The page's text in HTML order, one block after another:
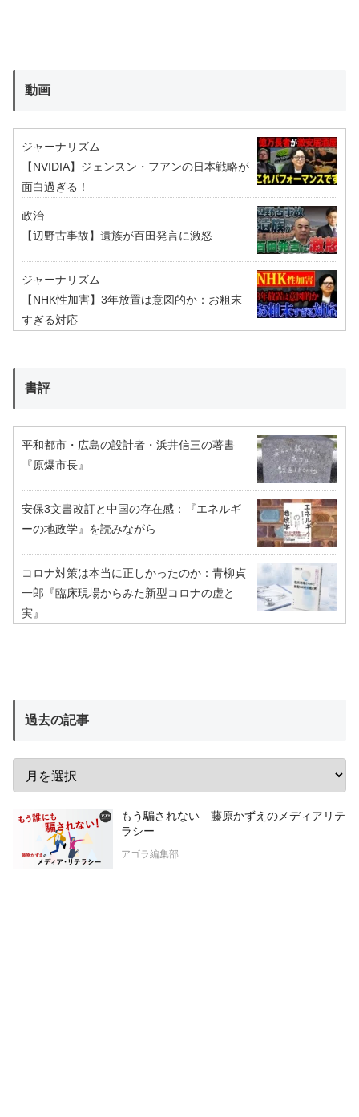
動画
ジャーナリズム
【NVIDIA】ジェンスン・フアンの日本戦略が
面白過ぎる！
政治
【辺野古事故】遺族が百田発言に激怒
ジャーナリズム
【NHK性加害】3年放置は意図的か：お粗末
すぎる対応
書評
平和都市・広島の設計者・浜井信三の著書
『原爆市長』
安保3文書改訂と中国の存在感：『エネルギ
ーの地政学』を読みながら
コロナ対策は本当に正しかったのか：青柳貞
一郎『臨床現場からみた新型コロナの虚と
実』
過去の記事
もう騙されない 藤原かずえのメディアリテ
ラシー
アゴラ編集部